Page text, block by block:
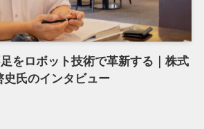
をロボット技術で革新する｜株式
氏のインタビュー